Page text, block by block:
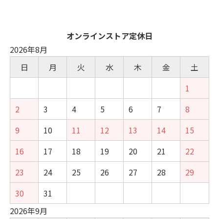
オンラインストア定休日
2026年8月
日
月 火 水 木 金
土
1
2
3 4 5 6 7
8
9
10 11 12 13 14
15
16
17 18 19 20 21
22
23
24 25 26 27 28
29
30
31
2026年9月